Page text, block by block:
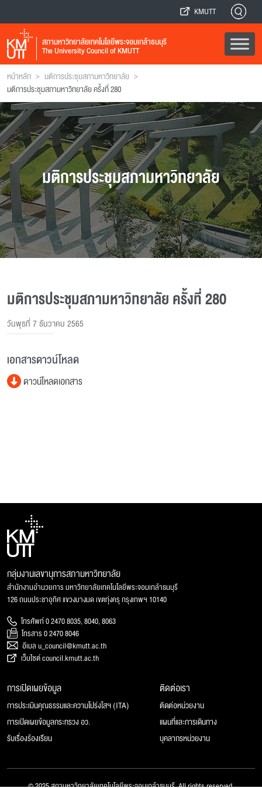
KMUTT
สภามหาวิทยาลัยเทคโนโลยีพระจอมเกล้าธนบุรี
The University Council of KMUTT
หน้าหลัก > มติการประชุมสภามหาวิทยาลัย >
มติการประชุมสภามหาวิทยาลัย ครั้งที่ 280
มติการประชุมสภามหาวิทยาลัย
มติการประชุมสภามหาวิทยาลัย ครั้งที่ 280
วันพุธที่ 7 ธันวาคม 2565
เอกสารดาวน์โหลด
ดาวน์โหลดเอกสาร
กลุ่มงานเลขานุการสภามหาวิทยาลัย
สำนักงานอำนวยการ มหาวิทยาลัยเทคโนโลยีพระจอมเกล้าธนบุรี
126 ถนนประชาอุทิศ แขวงบางมด เขตทุ่งครุ กรุงเทพฯ 10140
โทรศัพท์ 0 2470 8035, 8040, 8063
โทรสาร 0 2470 8046
อีเมล u_council@kmutt.ac.th
เว็บไซต์ council.kmutt.ac.th
การเปิดเผยข้อมูล
การประเมินคุณธรรมและความโปร่งใสฯ (ITA)
การเปิดเผยข้อมูลกระทรวง อว.
รับเรื่องร้องเรียน
ติดต่อเรา
ติดต่อหน่วยงาน
แผนที่และการเดินทาง
บุคลากรหน่วยงาน